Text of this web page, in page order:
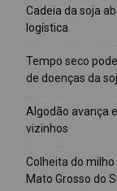
Cadeia da soja
logística
Tempo seco
de doenças da
Algodão avança
vizinhos
Colheita do
Mato Grosso do